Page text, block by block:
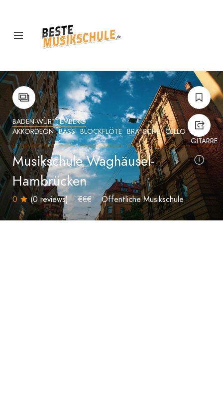
BADEN-WÜRTTEMBERG
AKKORDEON BASS BLOCKFLÖTE BRATSCHE CELLO E-
GITARRE
Musikschule Waghäusel-
Hambrücken
0 (0 reviews) €€€ Öffentliche Musikschule